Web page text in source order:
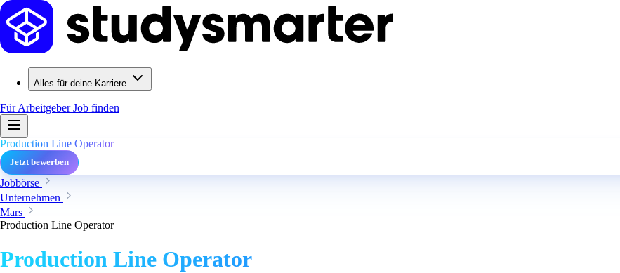
Alles für deine Karriere
Für ArbeitgeberJob finden
Production Line Operator
Jetzt bewerben
Jobbörse
Unternehmen
Mars
Production Line Operator
Production Line Operator